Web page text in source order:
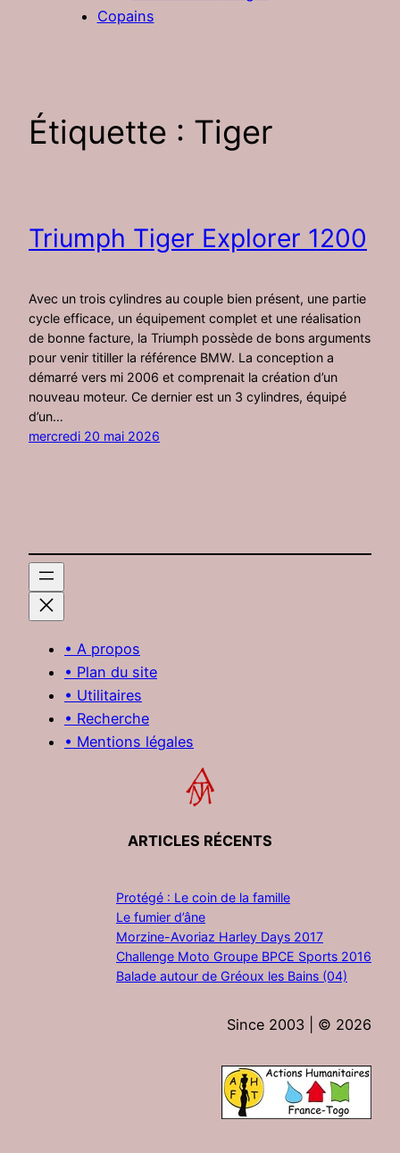
Copains
Étiquette : Tiger
Triumph Tiger Explorer 1200
Avec un trois cylindres au couple bien présent, une partie
cycle efficace, un équipement complet et une réalisation
de bonne facture, la Triumph possède de bons arguments
pour venir titiller la référence BMW. La conception a
démarré vers mi 2006 et comprenait la création d’un
nouveau moteur. Ce dernier est un 3 cylindres, équipé
d’un…
mercredi 20 mai 2026
• A propos
• Plan du site
• Utilitaires
• Recherche
• Mentions légales
ARTICLES RÉCENTS
Protégé : Le coin de la famille
Le fumier d’âne
Morzine-Avoriaz Harley Days 2017
Challenge Moto Groupe BPCE Sports 2016
Balade autour de Gréoux les Bains (04)
Since 2003 | © 2026